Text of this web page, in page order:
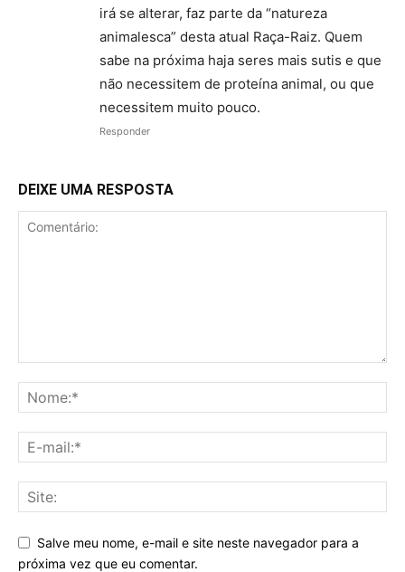
irá se alterar, faz parte da “natureza
animalesca” desta atual Raça-Raiz. Quem
sabe na próxima haja seres mais sutis e que
não necessitem de proteína animal, ou que
necessitem muito pouco.
Responder
DEIXE UMA RESPOSTA
Salve meu nome, e-mail e site neste navegador para a
próxima vez que eu comentar.